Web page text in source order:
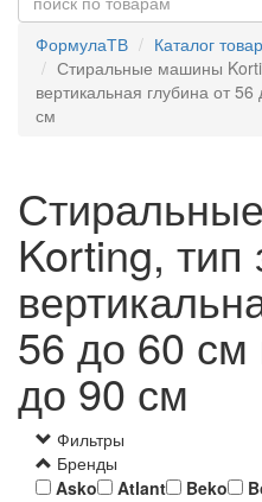
ФормулаТВ Каталог
Стиральные машины
вертикальная глубина от
см
Korting, тип
56 до 60 см
до 90 см
Фильтры
Бренды
Asko
Atlant Beko